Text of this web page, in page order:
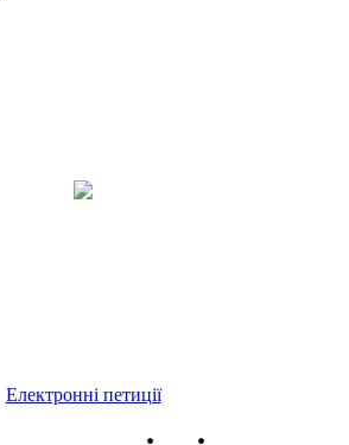
Електронні петиції